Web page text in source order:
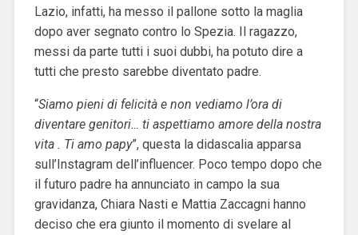
Lazio, infatti, ha messo il pallone sotto la maglia
dopo aver segnato contro lo Spezia. Il ragazzo,
messi da parte tutti i suoi dubbi, ha potuto dire a
tutti che presto sarebbe diventato padre.
“Siamo pieni di felicità e non vediamo l’ora di
diventare genitori… ti aspettiamo amore della nostra
vita . Ti amo papy”, questa la didascalia apparsa
sull’Instagram dell’influencer. Poco tempo dopo che
il futuro padre ha annunciato in campo la sua
gravidanza, Chiara Nasti e Mattia Zaccagni hanno
deciso che era giunto il momento di svelare al